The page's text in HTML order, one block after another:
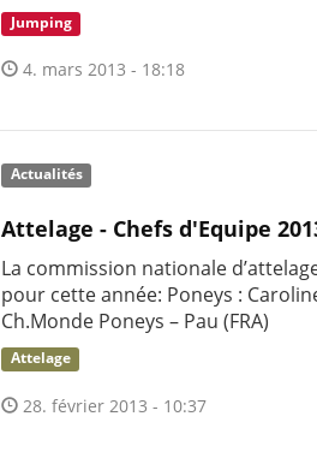
Jumping
4. mars 2013 - 18:18
Actualités
Attelage - Chefs d'Equipe
La commission nationale
pour cette année: Poneys :
Ch.Monde Poneys – Pau (FRA)
Attelage
28. février 2013 - 10:37